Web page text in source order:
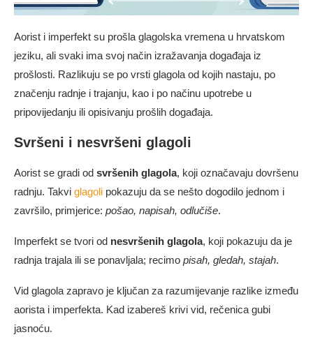
Aorist i imperfekt su prošla glagolska vremena u hrvatskom
jeziku, ali svaki ima svoj način izražavanja događaja iz
prošlosti. Razlikuju se po vrsti glagola od kojih nastaju, po
značenju radnje i trajanju, kao i po načinu upotrebe u
pripovijedanju ili opisivanju prošlih događaja.
Svršeni i nesvršeni glagoli
Aorist se gradi od svršenih glagola, koji označavaju dovršenu
radnju. Takvi glagoli pokazuju da se nešto dogodilo jednom i
završilo, primjerice: pošao, napisah, odlučiše.
Imperfekt se tvori od nesvršenih glagola, koji pokazuju da je
radnja trajala ili se ponavljala; recimo pisah, gledah, stajah.
Vid glagola zapravo je ključan za razumijevanje razlike između
aorista i imperfekta. Kad izabereš krivi vid, rečenica gubi
jasnoću.